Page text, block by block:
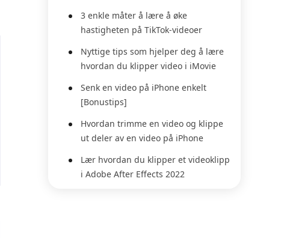
3 enkle måter å lære å øke
hastigheten på TikTok-videoer
Nyttige tips som hjelper deg å lære
hvordan du klipper video i iMovie
Senk en video på iPhone enkelt
[Bonustips]
Hvordan trimme en video og klippe
ut deler av en video på iPhone
Lær hvordan du klipper et videoklipp
i Adobe After Effects 2022